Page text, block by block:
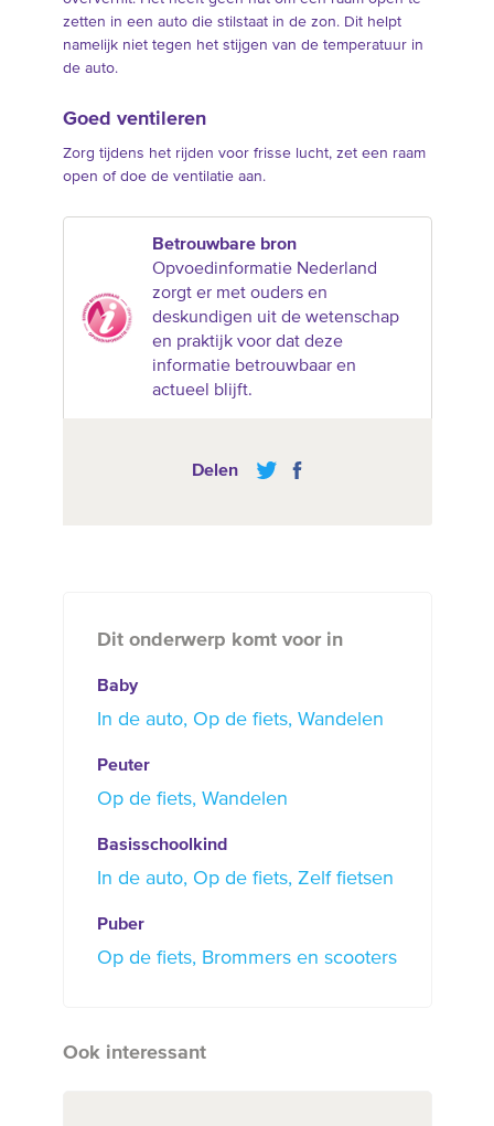
zetten in een auto die stilstaat in de zon. Dit helpt
namelijk niet tegen het stijgen van de temperatuur in
de auto.
Goed ventileren
Zorg tijdens het rijden voor frisse lucht, zet een raam
open of doe de ventilatie aan.
Betrouwbare bron
Opvoedinformatie Nederland
zorgt er met ouders en
deskundigen uit de wetenschap
en praktijk voor dat deze
informatie betrouwbaar en
actueel blijft.
Delen
Dit onderwerp komt voor in
Baby
In de auto Op de fiets Wandelen
Peuter
Op de fiets Wandelen
Basisschoolkind
In de auto Op de fiets Zelf fietsen
Puber
Op de fiets Brommers en scooters
Ook interessant